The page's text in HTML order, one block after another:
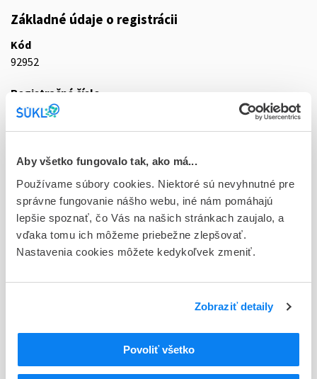
Aby všetko fungovalo tak, ako má...
Používame súbory cookies. Niektoré sú nevyhnutné pre
správne fungovanie nášho webu, iné nám pomáhajú
lepšie spoznať, čo Vás na našich stránkach zaujalo, a
vďaka tomu ich môžeme priebežne zlepšovať.
Nastavenia cookies môžete kedykoľvek zmeniť.
Zobraziť detaily
Povoliť všetko
Základné údaje o registrácii
Kód
92952
Registračné číslo
57/0278/05-S
tbl flm 7x10 mg (blister PVC/Al)
Stav
D - Registrácia bez obmedzenia platnosti
Typ registračnej procedúry
Vzájomné uznávanie (mutual recognition proc.)
Držiteľ, krajina
Indikačná skupina
57 - HYPNOTICA, SEDATIVA